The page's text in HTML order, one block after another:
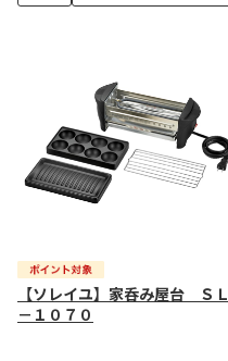
【ソレイユ】家呑み屋台 ＳＬ
－１０７０